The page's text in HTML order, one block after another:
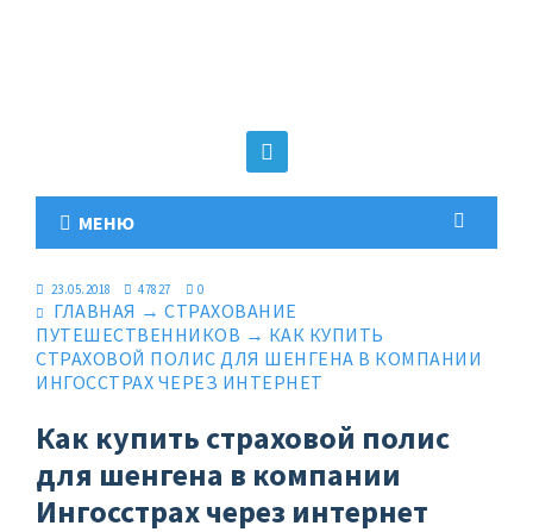
МЕНЮ
23.05.2018 47827 0
ГЛАВНАЯ → СТРАХОВАНИЕ
ПУТЕШЕСТВЕННИКОВ → КАК КУПИТЬ
СТРАХОВОЙ ПОЛИС ДЛЯ ШЕНГЕНА В КОМПАНИИ
ИНГОССТРАХ ЧЕРЕЗ ИНТЕРНЕТ
Как купить страховой полис
для шенгена в компании
Ингосстрах через интернет